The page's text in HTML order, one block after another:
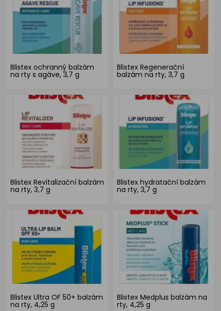
Blistex ochranný balzám
na rty s agáve, 3,7 g
Blistex Regenerační
balzám na rty, 3,7 g
Blistex Revitalizační balzám
na rty, 3,7 g
Blistex hydratační balzám
na rty, 3,7 g
Blistex Ultra OF 50+ balzám
na rty, 4,25 g
Blistex Medplus balzám na
rty, 4,25 g